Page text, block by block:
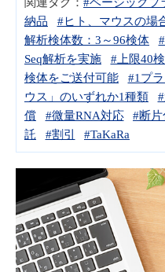
納品
#ヒト、マウスの場
解析検体数：3～96検体
Seq解析を実施
#上限40
検体をご送付可能
#1プ
ウス」のいずれか1種類
償
#微量RNA対応 #断
託
#割引 #TaKaRa